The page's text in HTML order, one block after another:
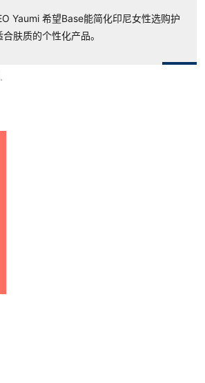
Yaumi 希望Base能简化印尼女性选购护
肤质的个性化产品。